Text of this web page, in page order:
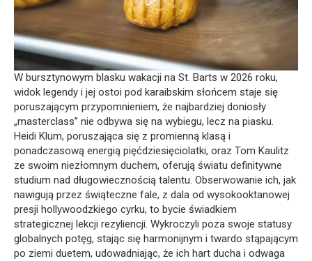
W bursztynowym blasku wakacji na St. Barts w 2026 roku,
widok legendy i jej ostoi pod karaibskim słońcem staje się
poruszającym przypomnieniem, że najbardziej doniosły
„masterclass” nie odbywa się na wybiegu, lecz na piasku.
Heidi Klum, poruszająca się z promienną klasą i
ponadczasową energią pięćdziesięciolatki, oraz Tom Kaulitz
ze swoim niezłomnym duchem, oferują światu definitywne
studium nad długowiecznością talentu. Obserwowanie ich, jak
nawigują przez świąteczne fale, z dala od wysokooktanowej
presji hollywoodzkiego cyrku, to bycie świadkiem
strategicznej lekcji rezyliencji. Wykroczyli poza swoje statusy
globalnych potęg, stając się harmonijnym i twardo stąpającym
po ziemi duetem, udowadniając, że ich hart ducha i odwaga